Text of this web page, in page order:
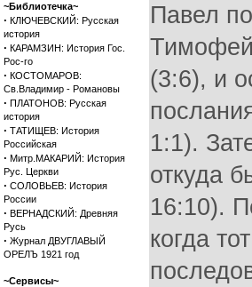
~Библиотечка~
· КЛЮЧЕВСКИЙ: Русская
история
· КАРАМЗИН: История Гос.
Рос-го
· КОСТОМАРОВ:
Св.Владимир - Романовы
· ПЛАТОНОВ: Русская
история
· ТАТИЩЕВ: История
Российская
· Митр.МАКАРИЙ: История
Рус. Церкви
· СОЛОВЬЕВ: История
России
· ВЕРНАДСКИЙ: Древняя
Русь
· Журнал ДВУГЛАВЫЙ
ОРЕЛЪ 1921 год
~Сервисы~
Павел
(3:6), и
1:1).
откуда
16:10).
когда